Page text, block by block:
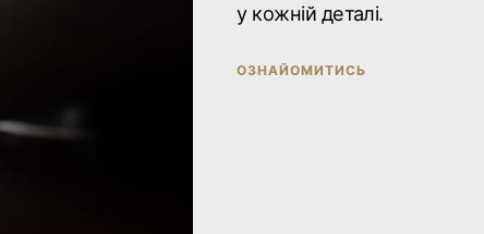
у кожній деталі.
ОЗНАЙОМИТИСЬ